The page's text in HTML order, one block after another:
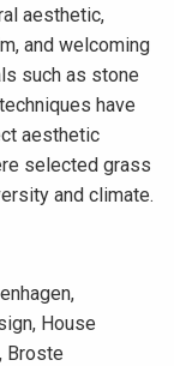
aesthetic,
and welcoming
such as stone
have
aesthetic
selected grass
and climate.
House
Broste